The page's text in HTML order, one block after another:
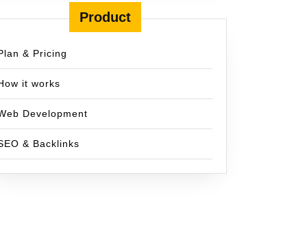
Product
& Pricing
it works
Development
& Backlinks